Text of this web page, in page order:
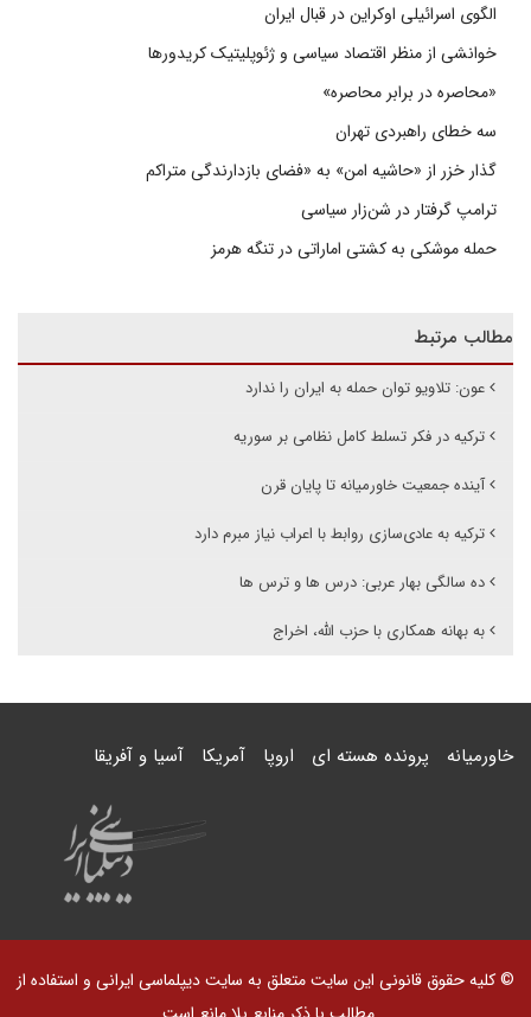
الگوی اسرائیلی اوکراین در قبال ایران
خوانشی از منظر اقتصاد سیاسی و ژئوپلیتیک کریدورها
«محاصره در برابر محاصره»
سه خطای راهبردی تهران
گذار خزر از «حاشیه امن» به «فضای بازدارندگی متراکم
ترامپ گرفتار در شن‌زار سیاسی
حمله موشکی به کشتی اماراتی در تنگه هرمز
مطالب مرتبط
عون: تلاویو توان حمله به ایران را ندارد
ترکیه در فکر تسلط کامل نظامی بر سوریه
آینده جمعیت خاورمیانه تا پایان قرن
ترکیه به عادی‌سازی روابط با اعراب نیاز مبرم دارد
ده سالگی بهار عربی: درس ها و ترس ها
به بهانه همکاری با حزب الله، اخراج
خاورمیانه پرونده هسته ای اروپا آمریکا آسیا و آفریقا
© کلیه حقوق قانونی این سایت متعلق به سایت دیپلماسی ایرانی و استفاده از